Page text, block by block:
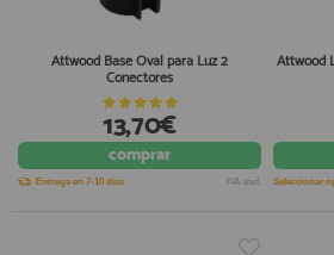
Attwood Base Oval para Luz 2
Conectores
13,70€
comprar
Entrega en 7-10 días IVA incl.
Attwood
Seleccionar